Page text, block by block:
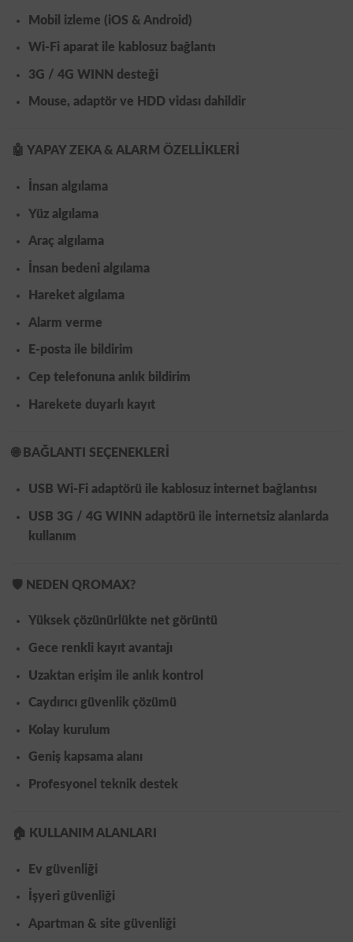
Mobil izleme (iOS & Android )
Wi-Fi aparat ile kablosuz bağlantı
3G / 4G WINN desteği
Mouse, adaptör ve HDD vidası dahildir
🤖 YAPAY ZEKA & ALARM ÖZELLİKLERİ
İnsan algılama
Yüz algılama
Araç algılama
İnsan bedeni algılama
Hareket algılama
Alarm verme
E-posta ile bildirim
Cep telefonuna anlık bildirim
Harekete duyarlı kayıt
🌐 BAĞLANTI SEÇENEKLERİ
USB Wi-Fi adaptörü ile kablosuz internet bağlantısı
USB 3G / 4G WINN adaptörü ile internetsiz alanlarda
kullanım
🛡️ NEDEN QROMAX?
Yüksek çözünürlükte net görüntü
Gece renkli kayıt avantajı
Uzaktan erişim ile anlık kontrol
Caydırıcı güvenlik çözümü
Kolay kurulum
Geniş kapsama alanı
Profesyonel teknik destek
🏠 KULLANIM ALANLARI
Ev güvenliği
İşyeri güvenliği
Apartman & site güvenliği